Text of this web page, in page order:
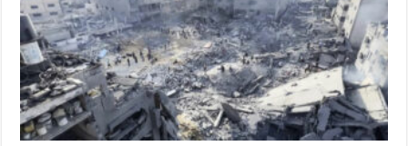
جودة
التعليم
في
مدارس
غزة
بين
التحدي